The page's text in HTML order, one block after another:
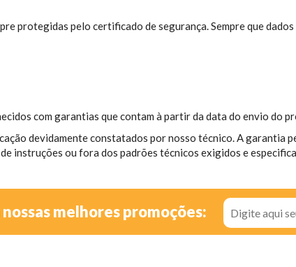
protegidas pelo certificado de segurança. Sempre que
com garantias que contam à partir da data do envio do
devidamente constatados por nosso técnico. A garantia
instruções ou fora dos padrões técnicos exigidos e
melhores promoções: